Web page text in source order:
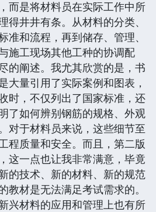
而是将材料员在实际工作中所
得井井有条。从材料的分类、
准和流程，再到储存、管理、
施工现场其他工种的协调配
的阐述。我尤其欣赏的是，书
大量引用了实际案例和图表，
时，不仅列出了国家标准，还
了如何辨别钢筋的规格、外观
对于材料员来说，这些细节至
程质量和安全。而且，第二版
这一点也让我非常满意，毕竟
的技术、新的材料、新的规范
教材是无法满足考试需求的。
兴材料的应用和管理上也有所